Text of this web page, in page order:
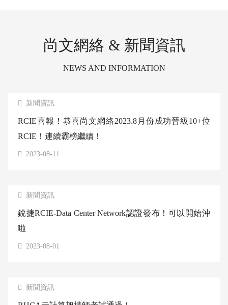
尚文網絡 & 新聞資訊
NEWS AND INFORMATION
新聞資訊
RCIE喜報！恭喜尚文網絡2023.8月份成功晉級10+位
RCIE！連續霸榜繼續！
2023-08-11
新聞資訊
銳捷RCIE-Data Center Network認證發布！可以開始沖
啦
2023-08-01
新聞資訊